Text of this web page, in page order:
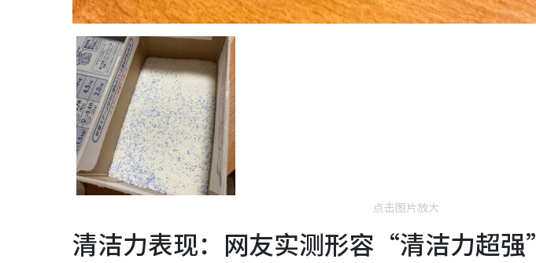
点击图片放大
清洁力表现：网友实测形容“清洁力超强”